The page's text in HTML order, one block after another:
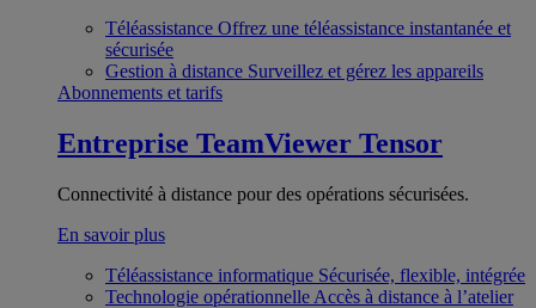
Téléassistance Offrez une téléassistance instantanée et
sécurisée
Gestion à distance Surveillez et gérez les appareils
Abonnements et tarifs
Entreprise TeamViewer Tensor
Connectivité à distance pour des opérations sécurisées.
En savoir plus
Téléassistance informatique Sécurisée, flexible, intégrée
Technologie opérationnelle Accès à distance à l’atelier